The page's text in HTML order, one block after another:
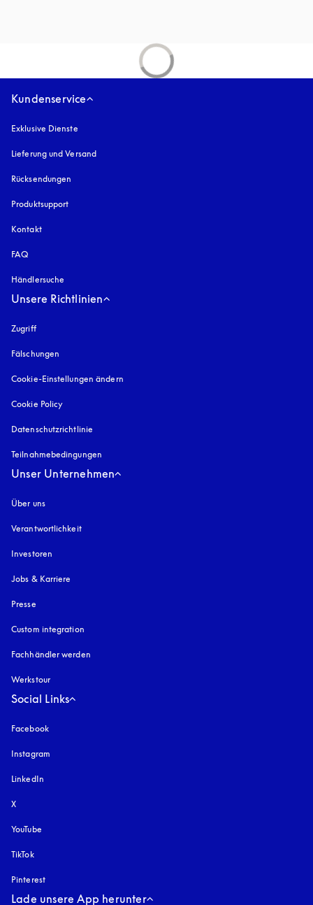
Kundenservice
Exklusive Dienste
Lieferung und Versand
Rücksendungen
Produktsupport
Kontakt
FAQ
Händlersuche
Unsere Richtlinien
Zugrifföffnet sich in einem neuen Tab
Fälschungen
Cookie-Einstellungen ändern
Cookie Policy
Datenschutzrichtlinie
Teilnahmebedingungen
Unser Unternehmen
Über uns
Verantwortlichkeit
Investoren
Jobs & Karriere
Presse
Custom integration
Fachhändler werden
Werkstour
Social Links
Facebook
Instagram
LinkedIn
X
YouTube
TikTok
Pinterest
Lade unsere App herunter